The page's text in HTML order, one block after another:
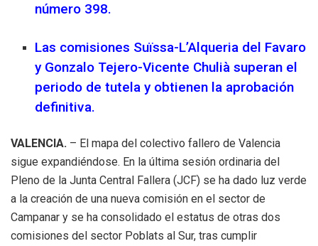
número 398.
Las comisiones Suïssa-L’Alqueria del Favaro
y Gonzalo Tejero-Vicente Chulià superan el
periodo de tutela y obtienen la aprobación
definitiva.
VALENCIA. – El mapa del colectivo fallero de Valencia
sigue expandiéndose. En la última sesión ordinaria del
Pleno de la Junta Central Fallera (JCF) se ha dado luz verde
a la creación de una nueva comisión en el sector de
Campanar y se ha consolidado el estatus de otras dos
comisiones del sector Poblats al Sur, tras cumplir